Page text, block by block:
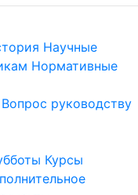
Научные
Нормативные
Вопрос руководству
Курсы